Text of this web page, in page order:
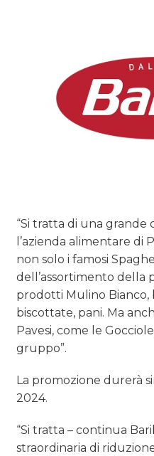
“Si tratta di una grande
l’azienda alimentare di
non solo i famosi
dell’assortimento della
prodotti Mulino Bianco,
biscottate, pani. Ma
Pavesi, come le
gruppo”.
La promozione durerà
2024.
“Si tratta – continua
straordinaria di